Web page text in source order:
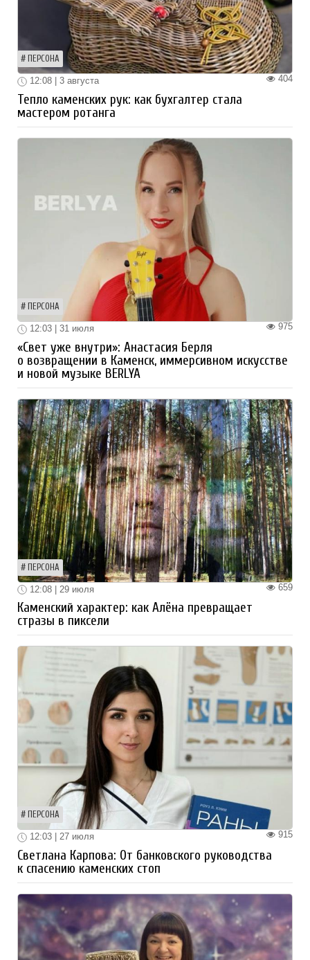
ПЕРСОНА
404
12:08 | 3 августа
Тепло каменских рук: как бухгалтер стала
мастером ротанга
ПЕРСОНА
975
12:03 | 31 июля
«Свет уже внутри»: Анастасия Берля
о возвращении в Каменск, иммерсивном искусстве
и новой музыке BERLYA
ПЕРСОНА
659
12:08 | 29 июля
Каменский характер: как Алёна превращает
стразы в пиксели
ПЕРСОНА
915
12:03 | 27 июля
Светлана Карпова: От банковского руководства
к спасению каменских стоп